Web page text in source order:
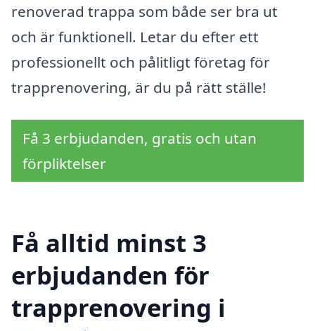
renoverad trappa som både ser bra ut
och är funktionell. Letar du efter ett
professionellt och pålitligt företag för
trapprenovering, är du på rätt ställe!
Få 3 erbjudanden, gratis och utan
förpliktelser
Få alltid minst 3
erbjudanden för
trapprenovering i